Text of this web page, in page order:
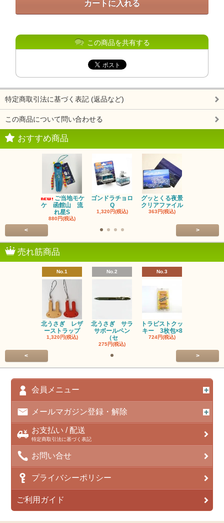
この商品を共有する
特定商取引法に基づく表記 (返品など)
この商品について問い合わせる
おすすめ商品
ご当地モケ
ケ 函館山 流
れ星S
880円(税込)
ゴンドラチョロ
Q
1,320円(税込)
グッとくる夜景
クリアファイル
363円(税込)
< >
売れ筋商品
No.1
北うさぎ レザ
ーストラップ
1,320円(税込)
No.2
北うさぎ サラ
サボールペン
（セ
275円(税込)
No.3
トラピストクッ
キー 3枚包×8
724円(税込)
< >
会員メニュー
メールマガジン登録・解除
お支払い / 配送
特定商取引法に基づく表記
お問い合せ
プライバシーポリシー
ご利用ガイド